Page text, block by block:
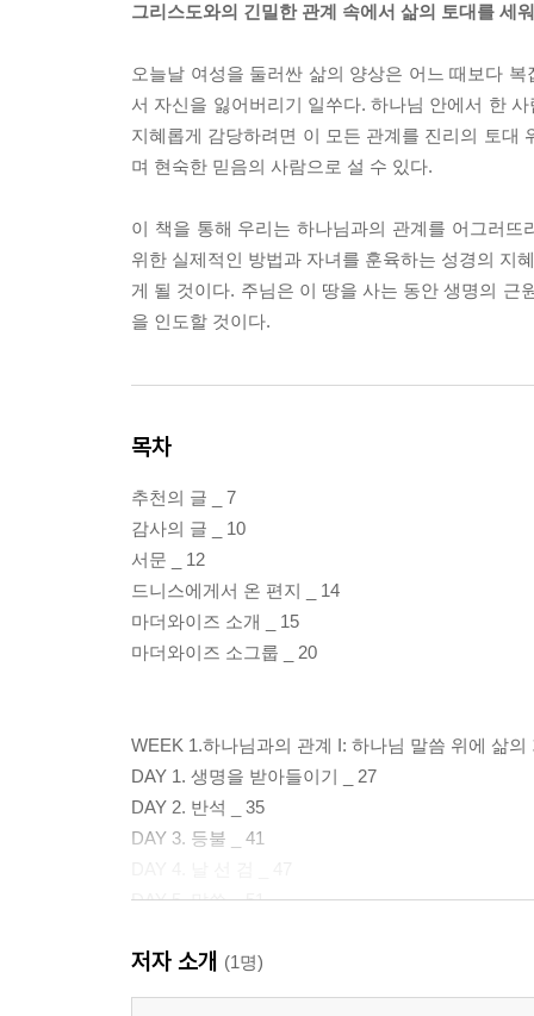
그리스도와의 긴밀한 관계 속에서 삶의 토대를 세
오늘날 여성을 둘러싼 삶의 양상은 어느 때보다
서 자신을 잃어버리기 일쑤다. 하나님 안에서 한
지혜롭게 감당하려면 이 모든 관계를 진리의 토대
며 현숙한 믿음의 사람으로 설 수 있다.
이 책을 통해 우리는 하나님과의 관계를 어그러
위한 실제적인 방법과 자녀를 훈육하는 성경의 지
게 될 것이다. 주님은 이 땅을 사는 동안 생명의 근
을 인도할 것이다.
목차
추천의 글 _ 7
감사의 글 _ 10
서문 _ 12
드니스에게서 온 편지 _ 14
마더와이즈 소개 _ 15
마더와이즈 소그룹 _ 20
WEEK 1.하나님과의 관계 I: 하나님 말씀 위에 삶의
DAY 1. 생명을 받아들이기 _ 27
DAY 2. 반석 _ 35
DAY 3. 등불 _ 41
DAY 5. 말씀 _ 51
WEEK 2.하나님과의 관계 II: 사랑, 신뢰, 순종을 배
DAY 1. 온 맘 다해 _ 59
저자 소개 (1명)